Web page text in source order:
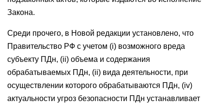
Закона.
Среди прочего, в Новой редакции установлено, что
Правительство РФ с учетом (i) возможного вреда
субъекту ПДн, (ii) объема и содержания
обрабатываемых ПДн, (ii) вида деятельности, при
осуществлении которого обрабатываются ПДн, (iv)
актуальности угроз безопасности ПДн устанавливает